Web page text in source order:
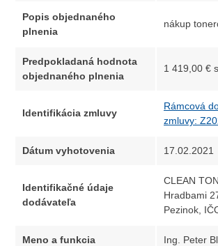
Popis objednaného
plnenia
nákup
Predpokladaná hodnota
objednaného plnenia
1 419,00 €
Identifikácia zmluvy
Rámcová
zmluvy:
Dátum vyhotovenia 17.02.2021
Identifikačné údaje
dodávateľa
CLEAN
Hradbami
Pezinok,
Meno a funkcia
Ing. Peter